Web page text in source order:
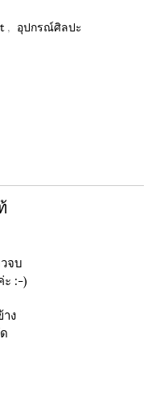
, อุปกรณ์ศิลปะ
จบ
:-)
ง